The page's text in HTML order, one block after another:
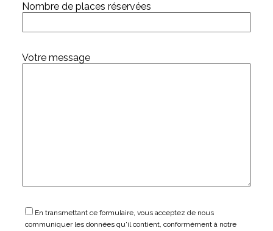
Nombre de places réservées
Votre message
En transmettant ce formulaire, vous acceptez de nous
communiquer les données qu'il contient, conformément à notre